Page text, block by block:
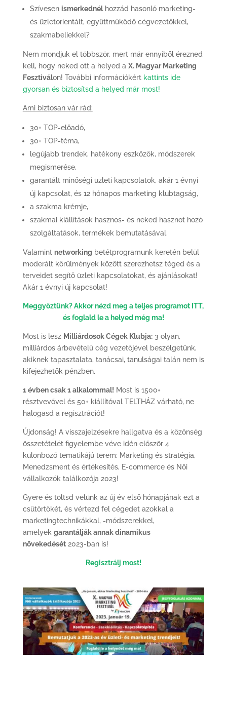
Szívesen ismerkednél hozzád hasonló marketing-
és üzletorientált, együttműködő cégvezetőkkel,
szakmabeliekkel?
Nem mondjuk el többször, mert már ennyiből érezned
kell, hogy neked ott a helyed a X. Magyar Marketing
Fesztiválon! További információkért kattints ide
gyorsan és biztosítsd a helyed már most!
Ami biztosan vár rád:
30+ TOP-előadó,
30+ TOP-téma,
legújabb trendek, hatékony eszközök, módszerek
megismerése,
garantált minőségi üzleti kapcsolatok, akár 1 évnyi
új kapcsolat, és 12 hónapos marketing klubtagság,
a szakma krémje,
szakmai kiállítások hasznos- és neked hasznot hozó
szolgáltatások, termékek bemutatásával.
Valamint networking betétprogramunk keretén belül
moderált körülmények között szerezhetsz téged és a
terveidet segítő üzleti kapcsolatokat, és ajánlásokat!
Akár 1 évnyi új kapcsolat!
Meggyőztünk? Akkor nézd meg a teljes programot ITT,
és foglald le a helyed még ma!
Most is lesz Milliárdosok Cégek Klubja: 3 olyan,
milliárdos árbevételű cég vezetőjével beszélgetünk,
akiknek tapasztalata, tanácsai, tanulságai talán nem is
kifejezhetők pénzben.
1 évben csak 1 alkalommal! Most is 1500+
résztvevővel és 50+ kiállítóval TELTHÁZ várható, ne
halogasd a regisztrációt!
Újdonság! A visszajelzésekre hallgatva és a közönség
összetételét figyelembe véve idén először 4
különböző tematikájú terem: Marketing és stratégia,
Menedzsment és értékesítés, E-commerce és Női
vállalkozók találkozója 2023!
Gyere és töltsd velünk az új év első hónapjának ezt a
csütörtökét, és vértezd fel cégedet azokkal a
marketingtechnikákkal, -módszerekkel,
amelyek garantálják annak dinamikus
növekedését 2023-ban is!
Regisztrálj most!